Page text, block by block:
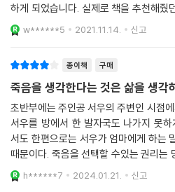
하게 되었습니다. 실제로 책을 추천해줬
을 읽고 힘을 얻었다고 해서 기쁜 마음으
책 같습니다.
w******5 2021.11.14. 신고
종이책 구매
죽음을 생각한다는 것은 삶을 생각
초반부에는 주인공 서우의 주변인 시점
서우를 방에서 한 발자국도 나가지 못
서도 한편으로는 서우가 엄마에게 하는
때문이다. 죽음을 선택할 수있는 권리는
만, 반대로 내 주변인이 센터에 입소한
마음이 아프고 슬플
h******7 2024.01.21. 신고